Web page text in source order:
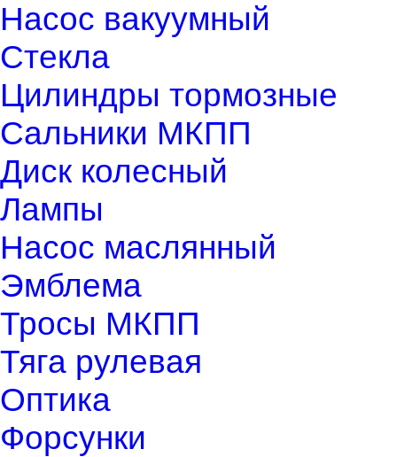
Насос вакуумный
Стекла
Цилиндры тормозные
Сальники МКПП
Диск колесный
Лампы
Насос маслянный
Эмблема
Тросы МКПП
Тяга рулевая
Оптика
Форсунки